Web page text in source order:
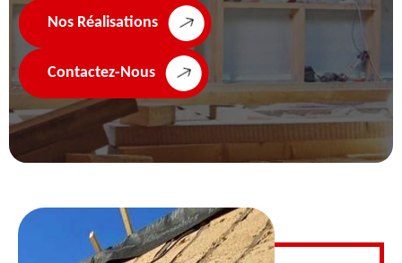
Nos Réalisations
Contactez-Nous